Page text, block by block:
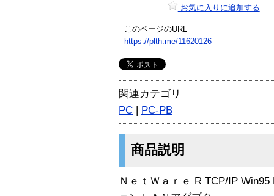
お気に入りに追加する
このページのURL
https://plth.me/11620126
関連カテゴリ
PC | PC-PB
商品説明
ＮｅｔＷａｒｅ R TCP/IP